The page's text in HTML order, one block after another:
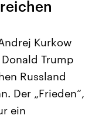
Beiträge,
und
die Vereinigten
mächtigsten Ländern
Kurkow
Trump
Russland
Der „Frieden“,
ein